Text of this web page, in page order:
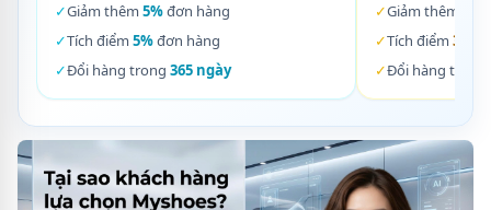
✓Giảm thêm 5%đơn hàng
✓Tích điểm 5%đơn hàng
✓Đổi hàng trong 365 ngày
✓Giảm thêm
✓Tích điểm 3%
✓Đổi hàng trong